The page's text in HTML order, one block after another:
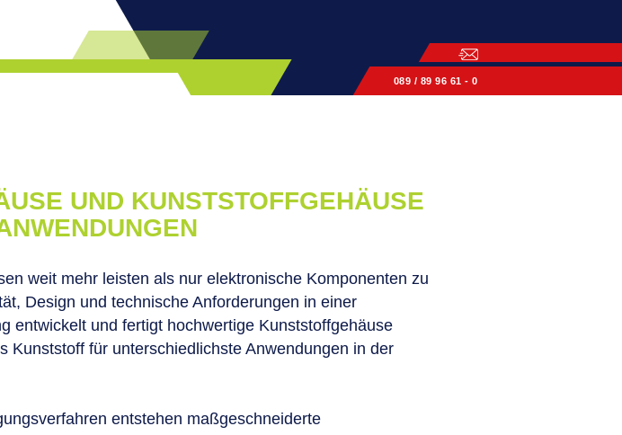
089 / 89 96 61 - 0
UND KUNSTSTOFFGEHÄUSE
weit mehr leisten als nur elektronische Komponenten zu
Design und technische Anforderungen in einer
entwickelt und fertigt hochwertige Kunststoffgehäuse
Kunststoff für unterschiedlichste Anwendungen in der
entstehen maßgeschneiderte